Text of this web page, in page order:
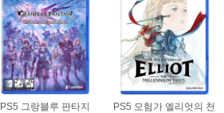
PS5 그랑블루 판타지
PS5 모험가 엘리엇의 천